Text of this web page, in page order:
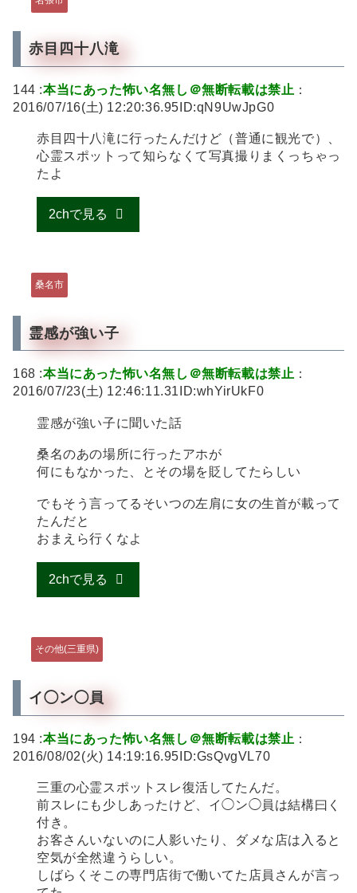
赤目四十八滝
144 :本当にあった怖い名無し＠無断転載は禁止 ：
2016/07/16(土) 12:20:36.95ID:qN9UwJpG0
赤目四十八滝に行ったんだけど（普通に観光で）、
心霊スポットって知らなくて写真撮りまくっちゃっ
たよ
2chで見る
桑名市
霊感が強い子
168 :本当にあった怖い名無し＠無断転載は禁止 ：
2016/07/23(土) 12:46:11.31ID:whYirUkF0
霊感が強い子に聞いた話
桑名のあの場所に行ったアホが
何にもなかった、とその場を貶してたらしい
でもそう言ってるそいつの左肩に女の生首が載って
たんだと
おまえら行くなよ
2chで見る
その他(三重県)
イ◯ン◯員
194 :本当にあった怖い名無し＠無断転載は禁止 ：
2016/08/02(火) 14:19:16.95ID:GsQvgVL70
三重の心霊スポットスレ復活してたんだ。
前スレにも少しあったけど、イ◯ン◯員は結構曰く
付き。
お客さんいないのに人影いたり、ダメな店は入ると
空気が全然違うらしい。
しばらくそこの専門店街で働いてた店員さんが言っ